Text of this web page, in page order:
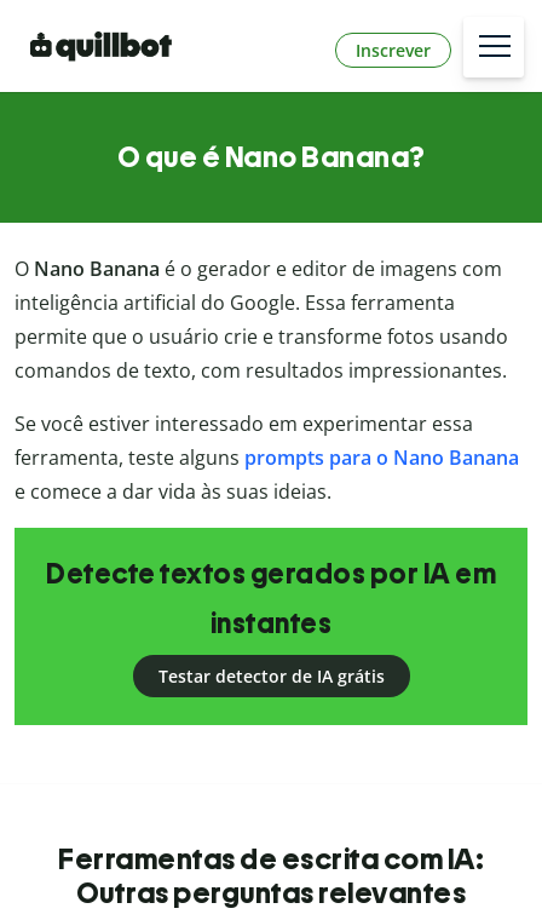
Inscrever
O que é Nano Banana?
O Nano Banana é o gerador e editor de imagens com
inteligência artificial do Google. Essa ferramenta
permite que o usuário crie e transforme fotos usando
comandos de texto, com resultados impressionantes.
Se você estiver interessado em experimentar essa
ferramenta, teste alguns prompts para o Nano Banana
e comece a dar vida às suas ideias.
Detecte textos gerados por IA em
instantes
Testar detector de IA grátis
Ferramentas de escrita com IA:
Outras perguntas relevantes